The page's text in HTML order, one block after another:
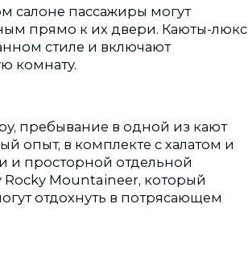
салоне пассажиры могут
прямо к их двери. Каюты-люкс
стиле и включают
комнату.
пребывание в одной из кают
опыт, в комплекте с халатом и
и просторной отдельной
Rocky Mountaineer, который
отдохнуть в потрясающем